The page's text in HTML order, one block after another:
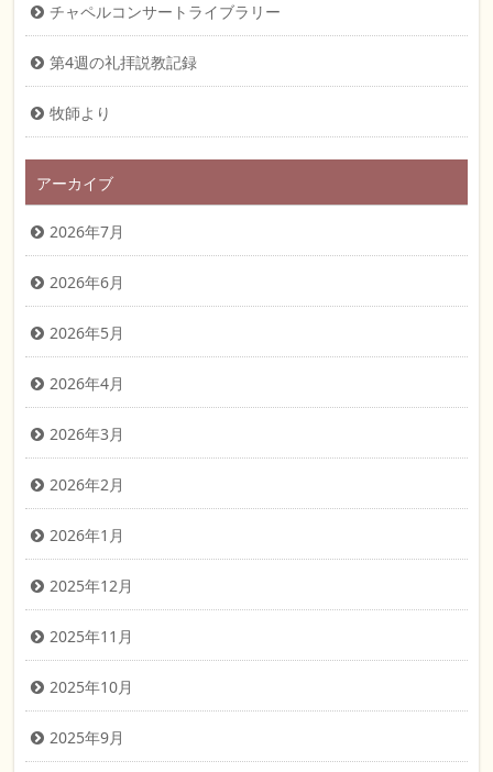
チャペルコンサートライブラリー
第4週の礼拝説教記録
牧師より
アーカイブ
2026年7月
2026年6月
2026年5月
2026年4月
2026年3月
2026年2月
2026年1月
2025年12月
2025年11月
2025年10月
2025年9月